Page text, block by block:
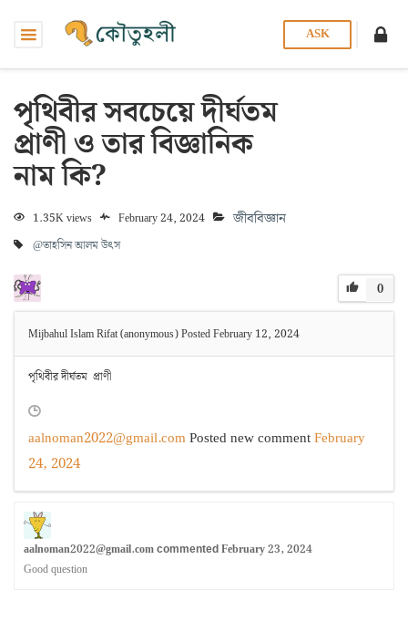
ASK
পৃথিবীর সবচেয়ে দীর্ঘতম
প্রাণী ও তার বিজ্ঞানিক
নাম কি?
1.35K views February 24, 2024 জীববিজ্ঞান
@তাহসিন আলম উৎস
Mijbahul Islam Rifat (anonymous)Posted February 12, 2024
0
পৃথিবীর দীর্ঘতম প্রাণী
aalnoman2022@gmail.comPosted new commentFebruary
24, 2024
aalnoman2022@gmail.com commented February 23, 2024
Good question